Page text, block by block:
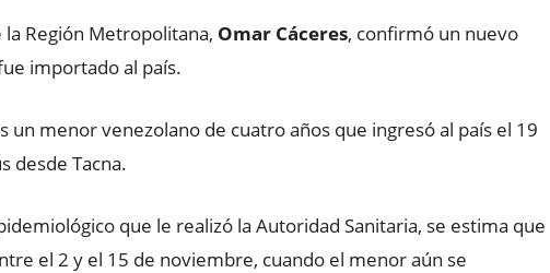
la Región Metropolitana, Omar Cáceres, confirmó un nuevo
importado al país.
un menor venezolano de cuatro años que ingresó al país el 19
desde Tacna.
que le realizó la Autoridad Sanitaria, se estima que
el 2 y el 15 de noviembre, cuando el menor aún se